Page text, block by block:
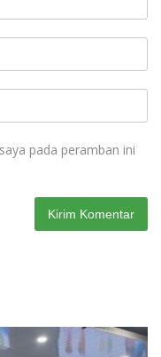
pada peramban ini